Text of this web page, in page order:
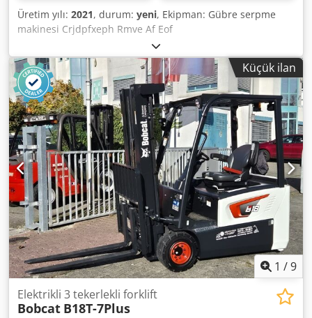
Üretim yılı: 2021, durum: yeni, Ekipman: Gübre serpme
makinesi Crjdpfxeph Rmve Af Eof
Küçük ilan
1 /9
Elektrikli 3 tekerlekli forklift
Bobcat B18T-7Plus